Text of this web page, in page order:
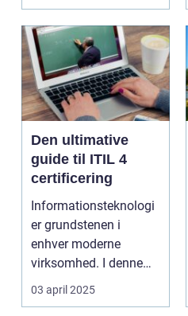
Den ultimative
guide til ITIL 4
certificering
Informationsteknologi
er grundstenen i
enhver moderne
virksomhed. I denne
digitale tidsalder
st&arin...
03 april 2025